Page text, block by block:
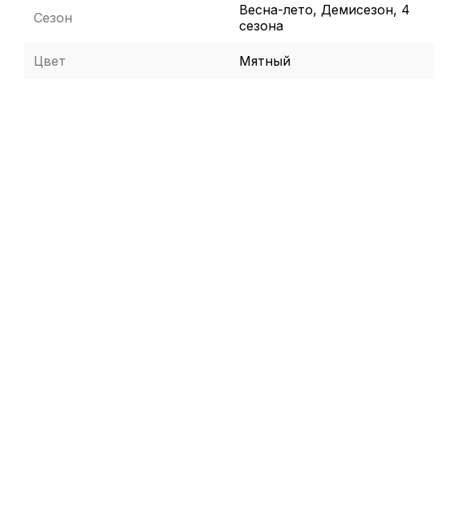
Сезон
Весна-лето, Демисезон, 4
сезона
Цвет Мятный